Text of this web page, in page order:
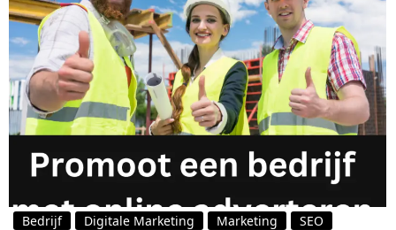
Bedrijf Digitale Marketing Marketing SEO